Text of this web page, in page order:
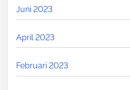
Juni 2023
April 2023
Februari 2023